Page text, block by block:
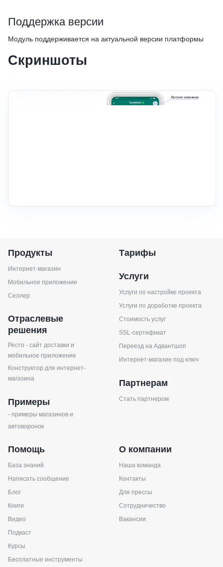
Поддержка версии
Модуль поддерживается на актуальной версии платформы
Скриншоты
Продукты
Интернет-магазин
Мобильное приложение
Селлер
Отраслевые
решения
Ресто - сайт доставки и
мобильное приложение
Конструктор для интернет-
магазина
Примеры
- примеры магазинов и
автоворонок
Тарифы
Услуги
Услуги по настройке проекта
Услуги по доработке проекта
Стоимость услуг
SSL-сертификат
Переезд на Адвантшоп
Интернет-магазин под ключ
Партнерам
Стать партнером
Помощь
База знаний
Написать сообщение
Блог
Книги
Видео
Подкаст
Курсы
Бесплатные инструменты
О компании
Наша команда
Контакты
Для прессы
Сотрудничество
Вакансии